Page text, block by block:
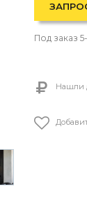
Под заказ
Нашли